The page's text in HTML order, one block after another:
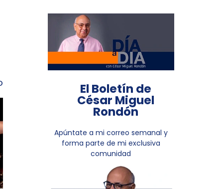
El Boletín de
César Miguel
Rondón
Apúntate a mi correo semanal y
forma parte de mi exclusiva
comunidad